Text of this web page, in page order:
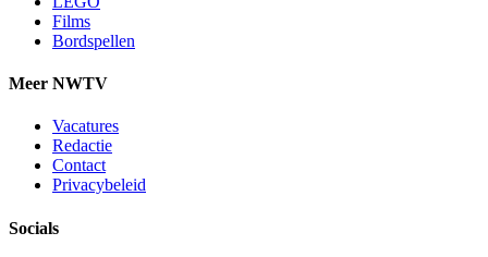
Films
Bordspellen
Meer NWTV
Vacatures
Redactie
Contact
Privacybeleid
Socials